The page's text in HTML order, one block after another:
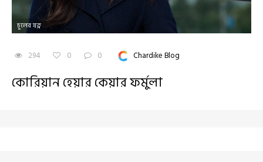
চুলের যত্ন
294 0 0 Chardike Blog
কোরিয়ান হেয়ার কেয়ার ফর্মুলা